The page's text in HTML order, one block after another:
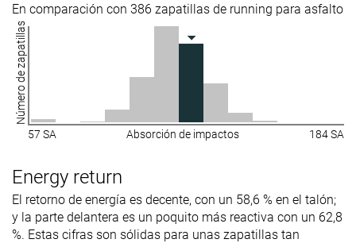
En comparación con 386 zapatillas de running para asfalto
Número de zapatillas
57 SA Absorción de impactos 184 SA
Energy return
El retorno de energía es decente, con un 58,6 % en el talón;
y la parte delantera es un poquito más reactiva con un 62,8
%. Estas cifras son sólidas para unas zapatillas tan